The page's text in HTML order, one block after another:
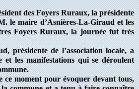
des Foyers Ruraux, la présidente
le maire d’Asnières-La-Giraud et les
Foyers Ruraux, la journée fut très
présidente de l’association locale, a
les manifestations qui se déroulent
moment pour évoquer devant tous,